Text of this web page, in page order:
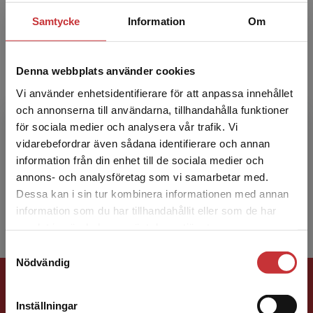
Samtycke Information Om
Denna webbplats använder cookies
Vi använder enhetsidentifierare för att anpassa innehållet
och annonserna till användarna, tillhandahålla funktioner
för sociala medier och analysera vår trafik. Vi
vidarebefordrar även sådana identifierare och annan
information från din enhet till de sociala medier och
annons- och analysföretag som vi samarbetar med.
Dessa kan i sin tur kombinera informationen med annan
information som du har tillhandahållit eller som de har
Nödvändig
Inställningar
Begränsad fraktregion
Det verkar som att du besöker
studentlitteratur.se via en enhet utanför Sverige.
Vi erbjuder inte leveranser utanför Sverige. För
att kunna slutföra ett köp måste
Lars Granath
Lars Granath arbetar inom sitt företag
Hydrographica, som har specialistkompetens
har även lång erfaren...